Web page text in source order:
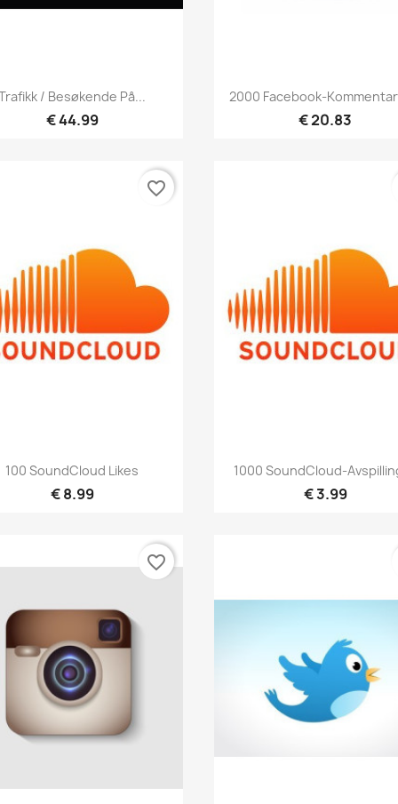
Hurtigvisning
/ Besøkende På...
€ 44.99
Hurtigvisning
2000 Facebook-
€ 20.83
Hurtigvisning
100 SoundCloud Likes
€ 8.99
favorite_border
Hurtigvisning
1000 SoundCloud-
€ 3.99
favorite_border